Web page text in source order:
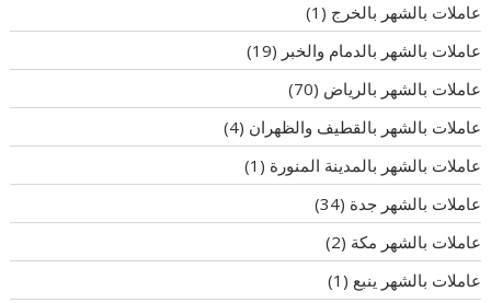
عاملات بالشهر بالخرج (1)
عاملات بالشهر بالدمام والخبر (19)
عاملات بالشهر بالرياض (70)
عاملات بالشهر بالقطيف والظهران (4)
عاملات بالشهر بالمدينة المنورة (1)
عاملات بالشهر جدة (34)
عاملات بالشهر مكة (2)
عاملات بالشهر ينبع (1)